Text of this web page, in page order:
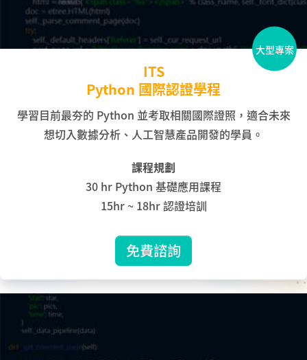
大型專案
ITS
Python 國際認證學程
學習目前最夯的 Python 並考取相關國際證照，適合未來
想切入數據分析、人工智慧產品開發的學員。
課程規劃
30 hr Python 基礎應用課程
15hr ~ 18hr 認證培訓
免費諮詢